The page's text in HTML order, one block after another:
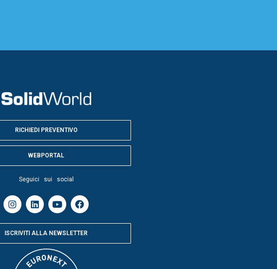
RICHIEDI PREVENTIVO
WEBPORTAL
Seguici sui social
ISCRIVITI ALLA NEWSLETTER